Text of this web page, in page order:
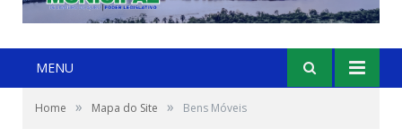
MENU
Home » Mapa do Site » Bens Móveis